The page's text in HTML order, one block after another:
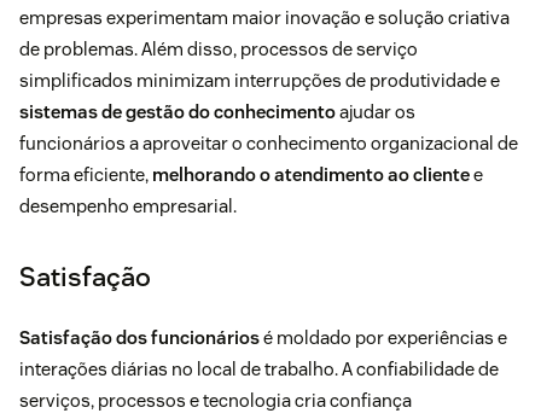
empresas experimentam maior inovação e solução criativa
de problemas. Além disso, processos de serviço
simplificados minimizam interrupções de produtividade e
sistemas de gestão do conhecimentoajudar os
funcionários a aproveitar o conhecimento organizacional de
forma eficiente, melhorando o atendimento ao clientee
desempenho empresarial.
Satisfação
Satisfação dos funcionáriosé moldado por experiências e
interações diárias no local de trabalho. A confiabilidade de
serviços, processos e tecnologia cria confiança